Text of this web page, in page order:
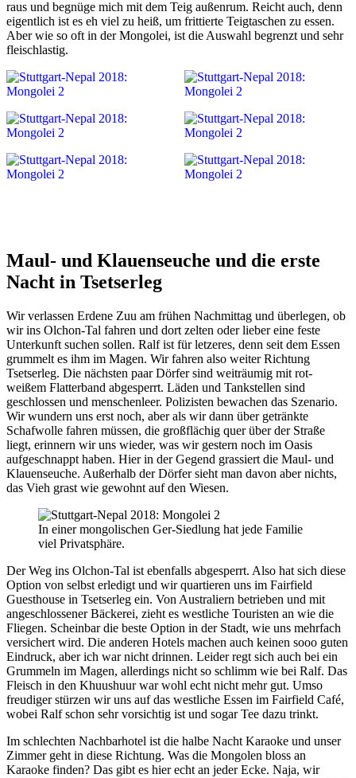
raus und begnüge mich mit dem Teig außenrum. Reicht auch, denn
eigentlich ist es eh viel zu heiß, um frittierte Teigtaschen zu essen.
Aber wie so oft in der Mongolei, ist die Auswahl begrenzt und sehr
fleischlastig.
Maul- und Klauenseuche und die erste
Nacht in Tsetserleg
Wir verlassen Erdene Zuu am frühen Nachmittag und überlegen, ob
wir ins Olchon-Tal fahren und dort zelten oder lieber eine feste
Unterkunft suchen sollen. Ralf ist für letzeres, denn seit dem Essen
grummelt es ihm im Magen. Wir fahren also weiter Richtung
Tsetserleg. Die nächsten paar Dörfer sind weiträumig mit rot-
weißem Flatterband abgesperrt. Läden und Tankstellen sind
geschlossen und menschenleer. Polizisten bewachen das Szenario.
Wir wundern uns erst noch, aber als wir dann über getränkte
Schafwolle fahren müssen, die großflächig quer über der Straße
liegt, erinnern wir uns wieder, was wir gestern noch im Oasis
aufgeschnappt haben. Hier in der Gegend grassiert die Maul- und
Klauenseuche. Außerhalb der Dörfer sieht man davon aber nichts,
das Vieh grast wie gewohnt auf den Wiesen.
In einer mongolischen Ger-Siedlung hat jede Familie
viel Privatsphäre.
Der Weg ins Olchon-Tal ist ebenfalls abgesperrt. Also hat sich diese
Option von selbst erledigt und wir quartieren uns im Fairfield
Guesthouse in Tsetserleg ein. Von Australiern betrieben und mit
angeschlossener Bäckerei, zieht es westliche Touristen an wie die
Fliegen. Scheinbar die beste Option in der Stadt, wie uns mehrfach
versichert wird. Die anderen Hotels machen auch keinen sooo guten
Eindruck, aber ich war nicht drinnen. Leider regt sich auch bei ein
Grummeln im Magen, allerdings nicht so schlimm wie bei Ralf. Das
Fleisch in den Khuushuur war wohl echt nicht mehr gut. Umso
freudiger stürzen wir uns auf das westliche Essen im Fairfield Café,
wobei Ralf schon sehr vorsichtig ist und sogar Tee dazu trinkt.
Im schlechten Nachbarhotel ist die halbe Nacht Karaoke und unser
Zimmer geht in diese Richtung. Was die Mongolen bloss an
Karaoke finden? Das gibt es hier echt an jeder Ecke. Naja, wir